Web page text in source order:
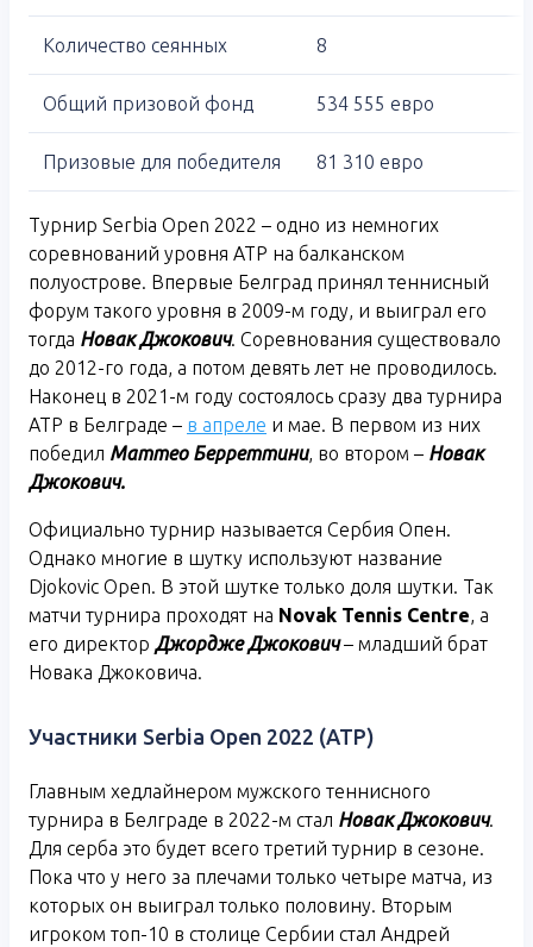
Количество сеянных 8
Общий призовой фонд 534 555 евро
Призовые для победителя 81 310 евро
Турнир Serbia Open 2022 – одно из немногих
соревнований уровня ATP на балканском
полуострове. Впервые Белград принял теннисный
форум такого уровня в 2009-м году, и выиграл его
тогда Новак Джокович. Соревнования существовало
до 2012-го года, а потом девять лет не проводилось.
Наконец в 2021-м году состоялось сразу два турнира
АТР в Белграде – в апреле и мае. В первом из них
победил Маттео Берреттини, во втором – Новак
Джокович.
Официально турнир называется Сербия Опен.
Однако многие в шутку используют название
Djokovic Open. В этой шутке только доля шутки. Так
матчи турнира проходят на Novak Tennis Centre, а
его директор Джордже Джокович– младший брат
Новака Джоковича.
Участники Serbia Open 2022 (ATP)
Главным хедлайнером мужского теннисного
турнира в Белграде в 2022-м стал Новак Джокович.
Для серба это будет всего третий турнир в сезоне.
Пока что у него за плечами только четыре матча, из
которых он выиграл только половину. Вторым
игроком топ-10 в столице Сербии стал Андрей